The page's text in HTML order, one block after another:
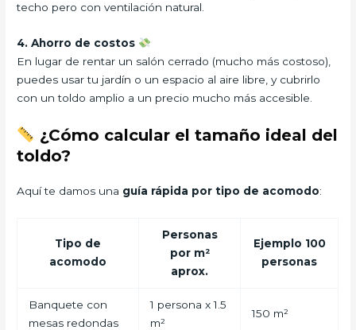
techo pero con ventilación natural.
4. Ahorro de costos
En lugar de rentar un salón cerrado (mucho más costoso),
puedes usar tu jardín o un espacio al aire libre, y cubrirlo
con un toldo amplio a un precio mucho más accesible.
¿Cómo calcular el tamaño ideal del
toldo?
Aquí te damos una guía rápida por tipo de acomodo:
Tipo de
acomodo
Personas
por m²
aprox.
Ejemplo 100
personas
Banquete con
mesas redondas
1 persona x 1.5
m²
150 m²